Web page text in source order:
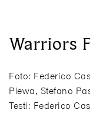
Warriors
Foto: Federico
Plewa, Stefano
Testi: Federico